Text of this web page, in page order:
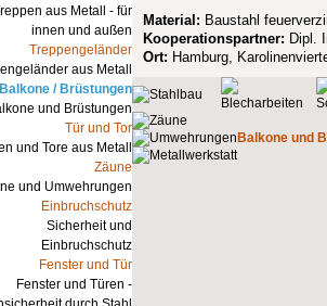
Treppengeländer
Balkone / Brüstungen
Tür und Tor
Zäune
Einbruchschutz
Fenster und Tür
Material: Baustahl
Kooperationspartner: Dipl.
Ort: Hamburg,
Balkone und